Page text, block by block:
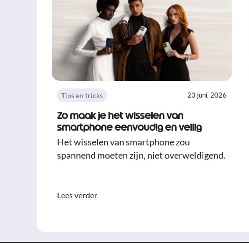
Tips en tricks 23 juni, 2026
Zo maak je het wisselen van
smartphone eenvoudig en veilig
Het wisselen van smartphone zou
spannend moeten zijn, niet overweldigend.
Lees verder